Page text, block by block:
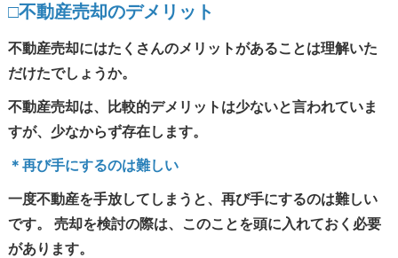
□不動産売却のデメリット
不動産売却にはたくさんのメリットがあることは理解いた
だけたでしょうか。
不動産売却は、比較的デメリットは少ないと言われていま
すが、少なからず存在します。
＊再び手にするのは難しい
一度不動産を手放してしまうと、再び手にするのは難しい
です。 売却を検討の際は、このことを頭に入れておく必要
があります。